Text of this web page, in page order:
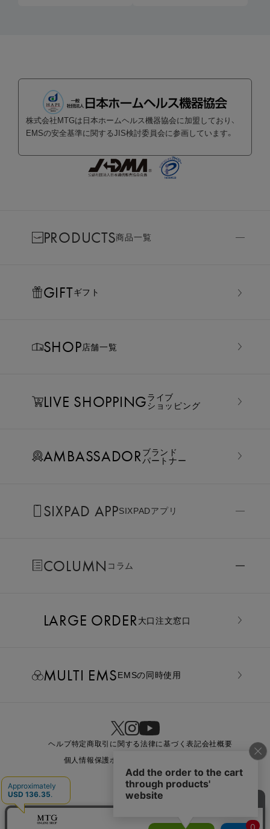
株式会社MTGは日本ホームヘルス機器協会に加盟しており、
EMSの安全基準に関するJIS検討委員会に参画しています。
PRODUCTS商品一覧
GIFTギフト
SHOP店舗一覧
LIVE SHOPPINGライブ
ショッピング
AMBASSADORブランド
パートナー
SIXPAD APPSIXPADアプリ
COLUMN コラム
LARGE ORDER⼤⼝注⽂窓⼝
MULTI EMSEMSの同時使用
ヘルプ特定商取引に関する法律に基づく表記会社概要
個人情報保護ポリシー